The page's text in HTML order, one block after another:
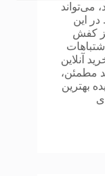
می‌تواند
این
کفش
آنلاین
مطمئن،
بهترین